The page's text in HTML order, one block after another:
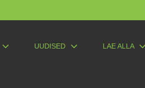
UUDISED LAE ALLA